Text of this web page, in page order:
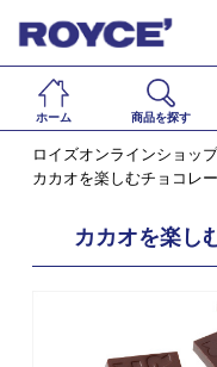
ホーム 商品を探す
ロイズオンラインショッ
カカオを楽しむチョコレ
カカオを楽し